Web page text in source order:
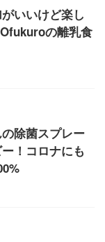
いいけど楽し
の離乳食
の除菌スプレー
！コロナにも